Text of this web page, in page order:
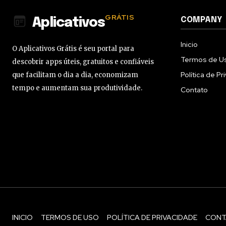
AplicativosGRÁTIS
O Aplicativos Grátis é seu portal para
descobrir apps úteis, gratuitos e confiáveis
que facilitam o dia a dia, economizam
tempo e aumentam sua produtividade.
COMPANY
Inicio
Termos de
Política de
Contato
INICIO TERMOS DE USO POLÍTICA DE PRIVACIDADE